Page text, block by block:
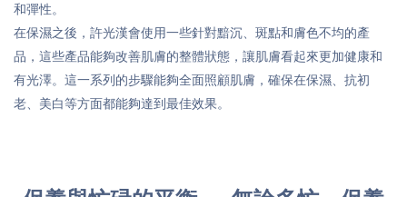
和彈性。
在保濕之後，許光漢會使用一些針對黯沉、斑點和膚色不均的產
品，這些產品能夠改善肌膚的整體狀態，讓肌膚看起來更加健康和
有光澤。這一系列的步驟能夠全面照顧肌膚，確保在保濕、抗初
老、美白等方面都能夠達到最佳效果。